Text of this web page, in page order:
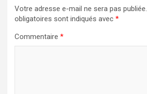
Votre adresse e-mail ne sera pas publiée.
obligatoires sont indiqués avec *
Commentaire *